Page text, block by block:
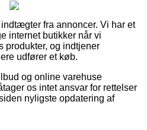
fra annoncer. Vi har et
internet butikker når vi
produkter, og indtjener
udfører et køb.
og online varehuse
os intet ansvar for rettelser
nyligste opdatering af